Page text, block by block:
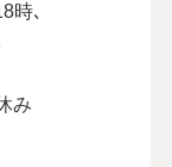
時､
み